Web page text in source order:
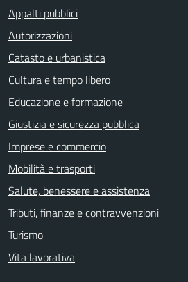
Appalti pubblici
Autorizzazioni
Catasto e urbanistica
Cultura e tempo libero
Educazione e formazione
Giustizia e sicurezza pubblica
Imprese e commercio
Mobilità e trasporti
Salute, benessere e assistenza
Tributi, finanze e contravvenzioni
Turismo
Vita lavorativa